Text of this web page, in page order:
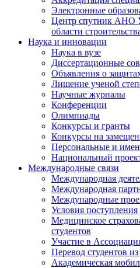
Электронные
Центр спутник АНО
области
Наука и инновации
Наука в вузе
Диссертационные
Объявления о
Лишение ученой
Научные журналы
Конференции
Олимпиады
Конкурсы и гранты
Конкурсы на
Персональные и
Национальный
Международные связи
Международная
Международная
Международные
Условия поступления
Медицинское
студентов
Участие в
Перевод студентов
Академическая